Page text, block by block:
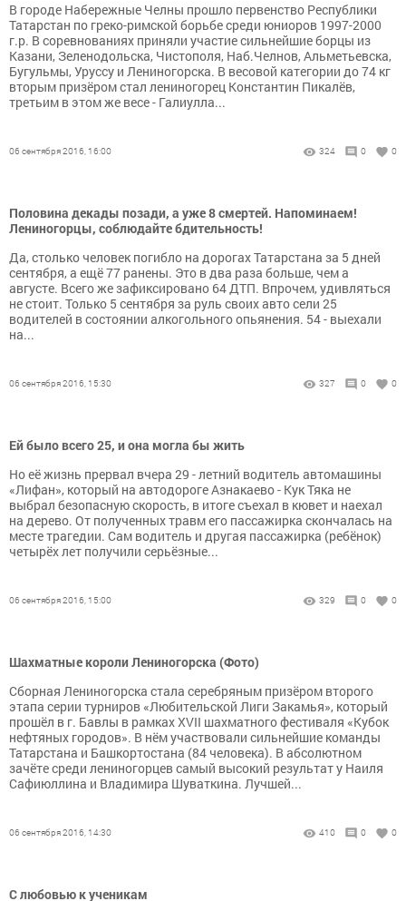
В городе Набережные Челны прошло первенство Республики
Татарстан по греко-римской борьбе среди юниоров 1997-2000
г.р. В соревнованиях приняли участие сильнейшие борцы из
Казани, Зеленодольска, Чистополя, Наб.Челнов, Альметьевска,
Бугульмы, Уруссу и Лениногорска. В весовой категории до 74 кг
вторым призёром стал лениногорец Константин Пикалёв,
третьим в этом же весе - Галиулла...
06 сентября 2016, 16:00 324 0 0
Половина декады позади, а уже 8 смертей. Напоминаем!
Лениногорцы, соблюдайте бдительность!
Да, столько человек погибло на дорогах Татарстана за 5 дней
сентября, а ещё 77 ранены. Это в два раза больше, чем а
августе. Всего же зафиксировано 64 ДТП. Впрочем, удивляться
не стоит. Только 5 сентября за руль своих авто сели 25
водителей в состоянии алкогольного опьянения. 54 - выехали
на...
06 сентября 2016, 15:30 327 0 0
Ей было всего 25, и она могла бы жить
Но её жизнь прервал вчера 29 - летний водитель автомашины
«Лифан», который на автодороге Азнакаево - Кук Тяка не
выбрал безопасную скорость, в итоге съехал в кювет и наехал
на дерево. От полученных травм его пассажирка скончалась на
месте трагедии. Сам водитель и другая пассажирка (ребёнок)
четырёх лет получили серьёзные...
06 сентября 2016, 15:00 329 0 0
Шахматные короли Лениногорска (Фото)
Сборная Лениногорска стала серебряным призёром второго
этапа серии турниров «Любительской Лиги Закамья», который
прошёл в г. Бавлы в рамках XVII шахматного фестиваля «Кубок
нефтяных городов». В нём участвовали сильнейшие команды
Татарстана и Башкортостана (84 человека). В абсолютном
зачёте среди лениногорцев самый высокий результат у Наиля
Сафиюллина и Владимира Шуваткина. Лучшей...
06 сентября 2016, 14:30 410 0 0
С любовью к ученикам